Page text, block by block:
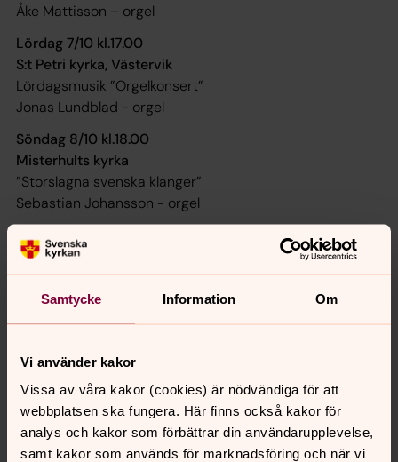
Samtycke Information Om
Vi använder kakor
Vissa av våra kakor (cookies) är nödvändiga för att
webbplatsen ska fungera. Här finns också kakor för
analys och kakor som förbättrar din användarupplevelse,
samt kakor som används för marknadsföring och när vi
Åke Mattisson – orgel
Lördag 7/10 kl.17.00
S:t Petri kyrka, Västervik
Lördagsmusik ”Orgelkonsert”
Jonas Lundblad - orgel
Söndag 8/10 kl.18.00
Misterhults kyrka
”Storslagna svenska klanger”
Sebastian Johansson - orgel